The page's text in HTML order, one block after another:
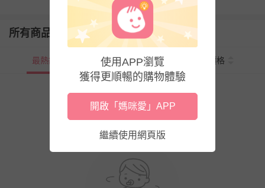
所有商品
最熱銷 新上市 價格
使用APP瀏覽
獲得更順暢的購物體驗
開啟「媽咪愛」APP
繼續使用網頁版